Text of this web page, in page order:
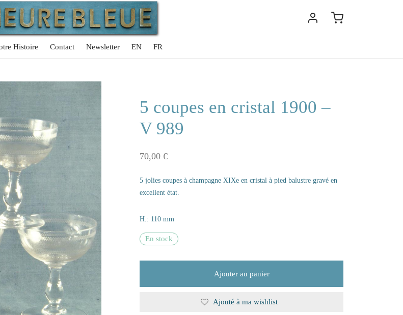
Histoire Contact Newsletter EN FR
5 coupes en cristal 1900 –
V 989
70,00 €
5 jolies coupes à champagne XIXe en cristal à pied balustre gravé en
excellent état.
H.: 110 mm
En stock
Ajouter au panier
Ajouté à ma wishlist